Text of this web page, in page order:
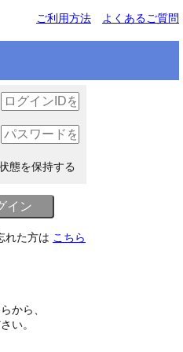
ご利用方法 よくあるご質問
態を保持する
れた方は こちら
から、
い。